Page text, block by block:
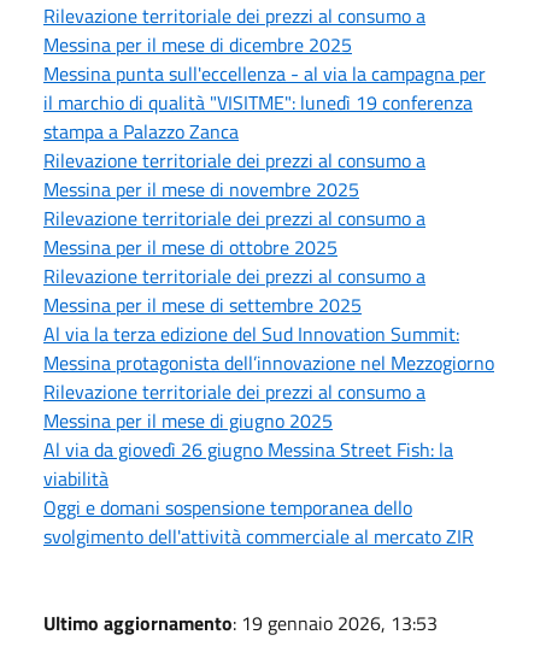
Rilevazione territoriale dei prezzi al consumo a
Messina per il mese di dicembre 2025
Messina punta sull'eccellenza - al via la campagna per
il marchio di qualità "VISITME": lunedì 19 conferenza
stampa a Palazzo Zanca
Rilevazione territoriale dei prezzi al consumo a
Messina per il mese di novembre 2025
Rilevazione territoriale dei prezzi al consumo a
Messina per il mese di ottobre 2025
Rilevazione territoriale dei prezzi al consumo a
Messina per il mese di settembre 2025
Al via la terza edizione del Sud Innovation Summit:
Messina protagonista dell’innovazione nel Mezzogiorno
Rilevazione territoriale dei prezzi al consumo a
Messina per il mese di giugno 2025
Al via da giovedì 26 giugno Messina Street Fish: la
viabilità
Oggi e domani sospensione temporanea dello
svolgimento dell'attività commerciale al mercato ZIR
Ultimo aggiornamento: 19 gennaio 2026, 13:53